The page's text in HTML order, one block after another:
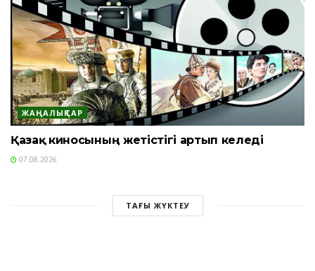
ЖАҢАЛЫҚТАР
Қазақ киносының жетістігі артып келеді
07.08.2026
ТАҒЫ ЖҮКТЕУ